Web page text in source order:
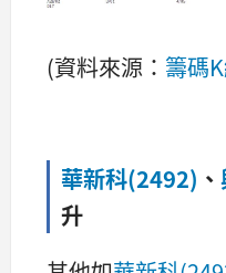
(資料來源： 籌碼
華新科(2492) 、
升